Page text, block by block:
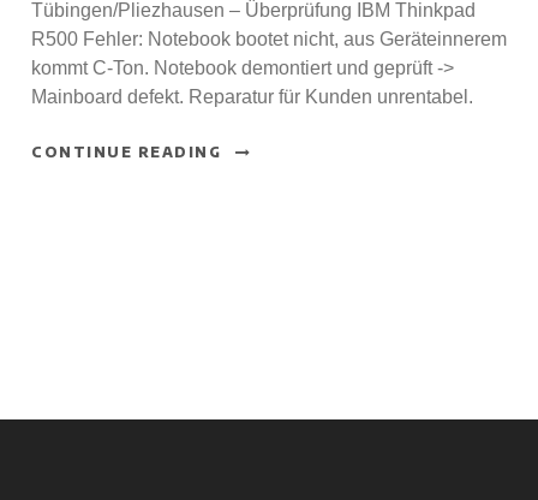
Tübingen/Pliezhausen – Überprüfung IBM Thinkpad
R500 Fehler: Notebook bootet nicht, aus Geräteinnerem
kommt C-Ton. Notebook demontiert und geprüft ->
Mainboard defekt. Reparatur für Kunden unrentabel.
CONTINUE READING